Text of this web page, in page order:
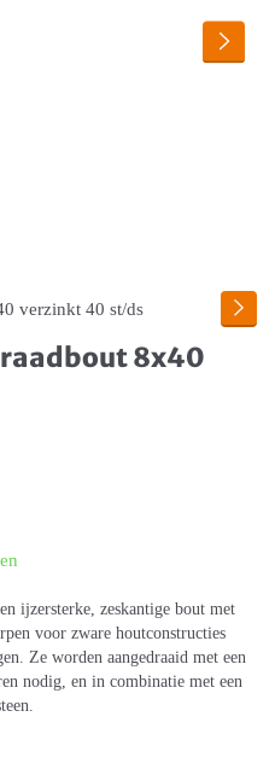
8x40
ijzersterke, zeskantige bout met
voor zware houtconstructies
Ze worden aangedraaid met een
nodig, en in combinatie met een